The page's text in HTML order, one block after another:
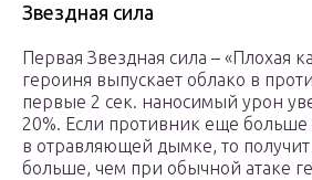
Звездная сила
Первая Звездная сила – «Плохая
героиня выпускает облако в
первые 2 сек. наносимый урон
20%. Если противник еще
в отравляющей дымке, то
больше, чем при обычной атаке